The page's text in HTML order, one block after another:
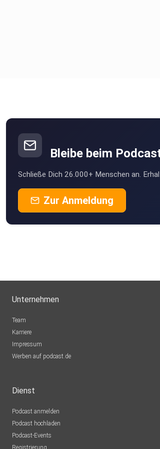
Bleibe beim
Schließe Dich 26.000+ Menschen an.
Zur Anmeldung
Unternehmen
Team
Karriere
Impressum
Werben auf podcast.de
Dienst
Podcast anmelden
Podcast hochladen
Podcast-Events
Registrierung